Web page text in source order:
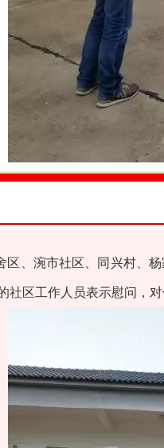
区、涴市社区、同兴村、
社区工作人员表示慰问，